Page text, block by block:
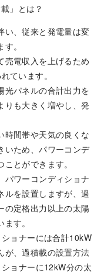
い、従来と発電量は変
。
売電収入を上げるため
ています。
光パネルの合計出力を
りも大きく増やし、発
時間帯や天気の良くな
いため、パワーコンデ
とができます。
パワーコンディショナ
ルを設置しますが、過
の定格出力以上の太陽
す。
ョナーには合計10kW
が、過積載の設置方法
ョナーに12kW分の太